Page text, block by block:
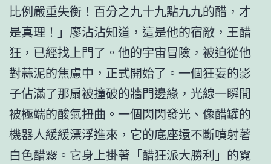
比例嚴重失衡！百分之九十九點九九的醋，才
是真理！」廖沾沾知道，這是他的宿敵，王醋
狂，已經找上門了。他的宇宙冒險，被迫從他
對蒜泥的焦慮中，正式開始了。一個狂妄的影
子佔滿了那扇被撞破的牆門邊緣，光線一瞬間
被極端的酸氣扭曲。一個閃閃發光、像醋罐的
機器人緩緩漂浮進來，它的底座還不斷噴射著
白色醋霧。它身上掛著「醋狂派大勝利」的霓